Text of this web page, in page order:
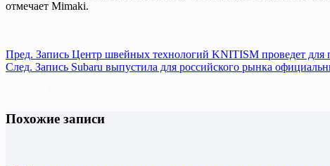
отмечает Mimaki.
Пред. Запись Центр швейных технологий KNITISM проведет для
След. Запись Subaru выпустила для российского рынка
Похожие записи